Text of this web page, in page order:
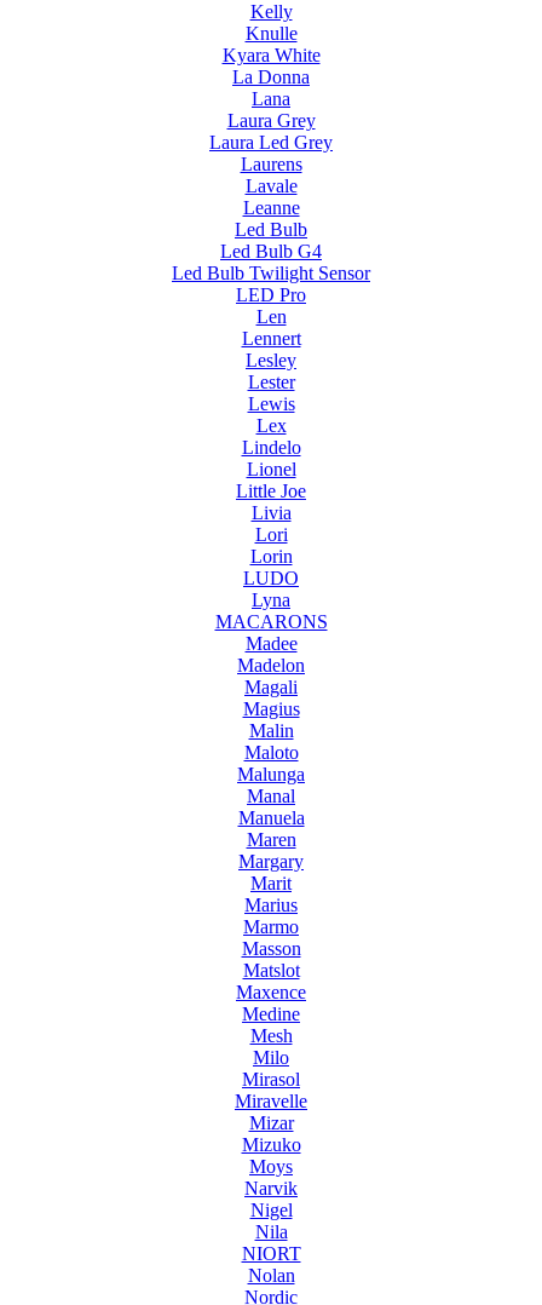
Kelly
Knulle
Kyara White
La Donna
Lana
Laura Grey
Laura Led Grey
Laurens
Lavale
Leanne
Led Bulb
Led Bulb G4
Led Bulb Twilight Sensor
LED Pro
Len
Lennert
Lesley
Lester
Lewis
Lex
Lindelo
Lionel
Little Joe
Livia
Lori
Lorin
LUDO
Lyna
MACARONS
Madee
Madelon
Magali
Magius
Malin
Maloto
Malunga
Manal
Manuela
Maren
Margary
Marit
Marius
Marmo
Masson
Matslot
Maxence
Medine
Mesh
Milo
Mirasol
Miravelle
Mizar
Mizuko
Moys
Narvik
Nigel
Nila
NIORT
Nolan
Nordic